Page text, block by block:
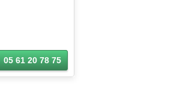
05 61 20 78 75